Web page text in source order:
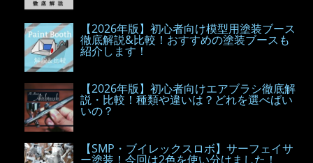
【2026年版】初心者向け模型用塗装ブース
徹底解説&比較！おすすめの塗装ブースも
紹介します！
【2026年版】初心者向けエアブラシ徹底解
説・比較！種類や違いは？どれを選べばい
いの？
【SMP・ブイレックスロボ】サーフェイサ
ー塗装！今回は2色を使い分けました！